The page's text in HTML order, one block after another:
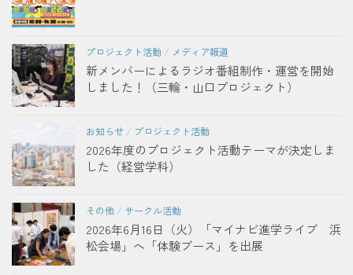
プロジェクト活動 / メディア報道
新メンバーによるラジオ番組制作・運営を開始
しました！（三輪・山口プロジェクト）
お知らせ / プロジェクト活動
2026年度のプロジェクト活動テーマが決定しま
した（経営学科）
その他 / サークル活動
2026年6月16日（火）「マイナビ進学ライブ 浜
松会場」へ「体験ブース」を出展